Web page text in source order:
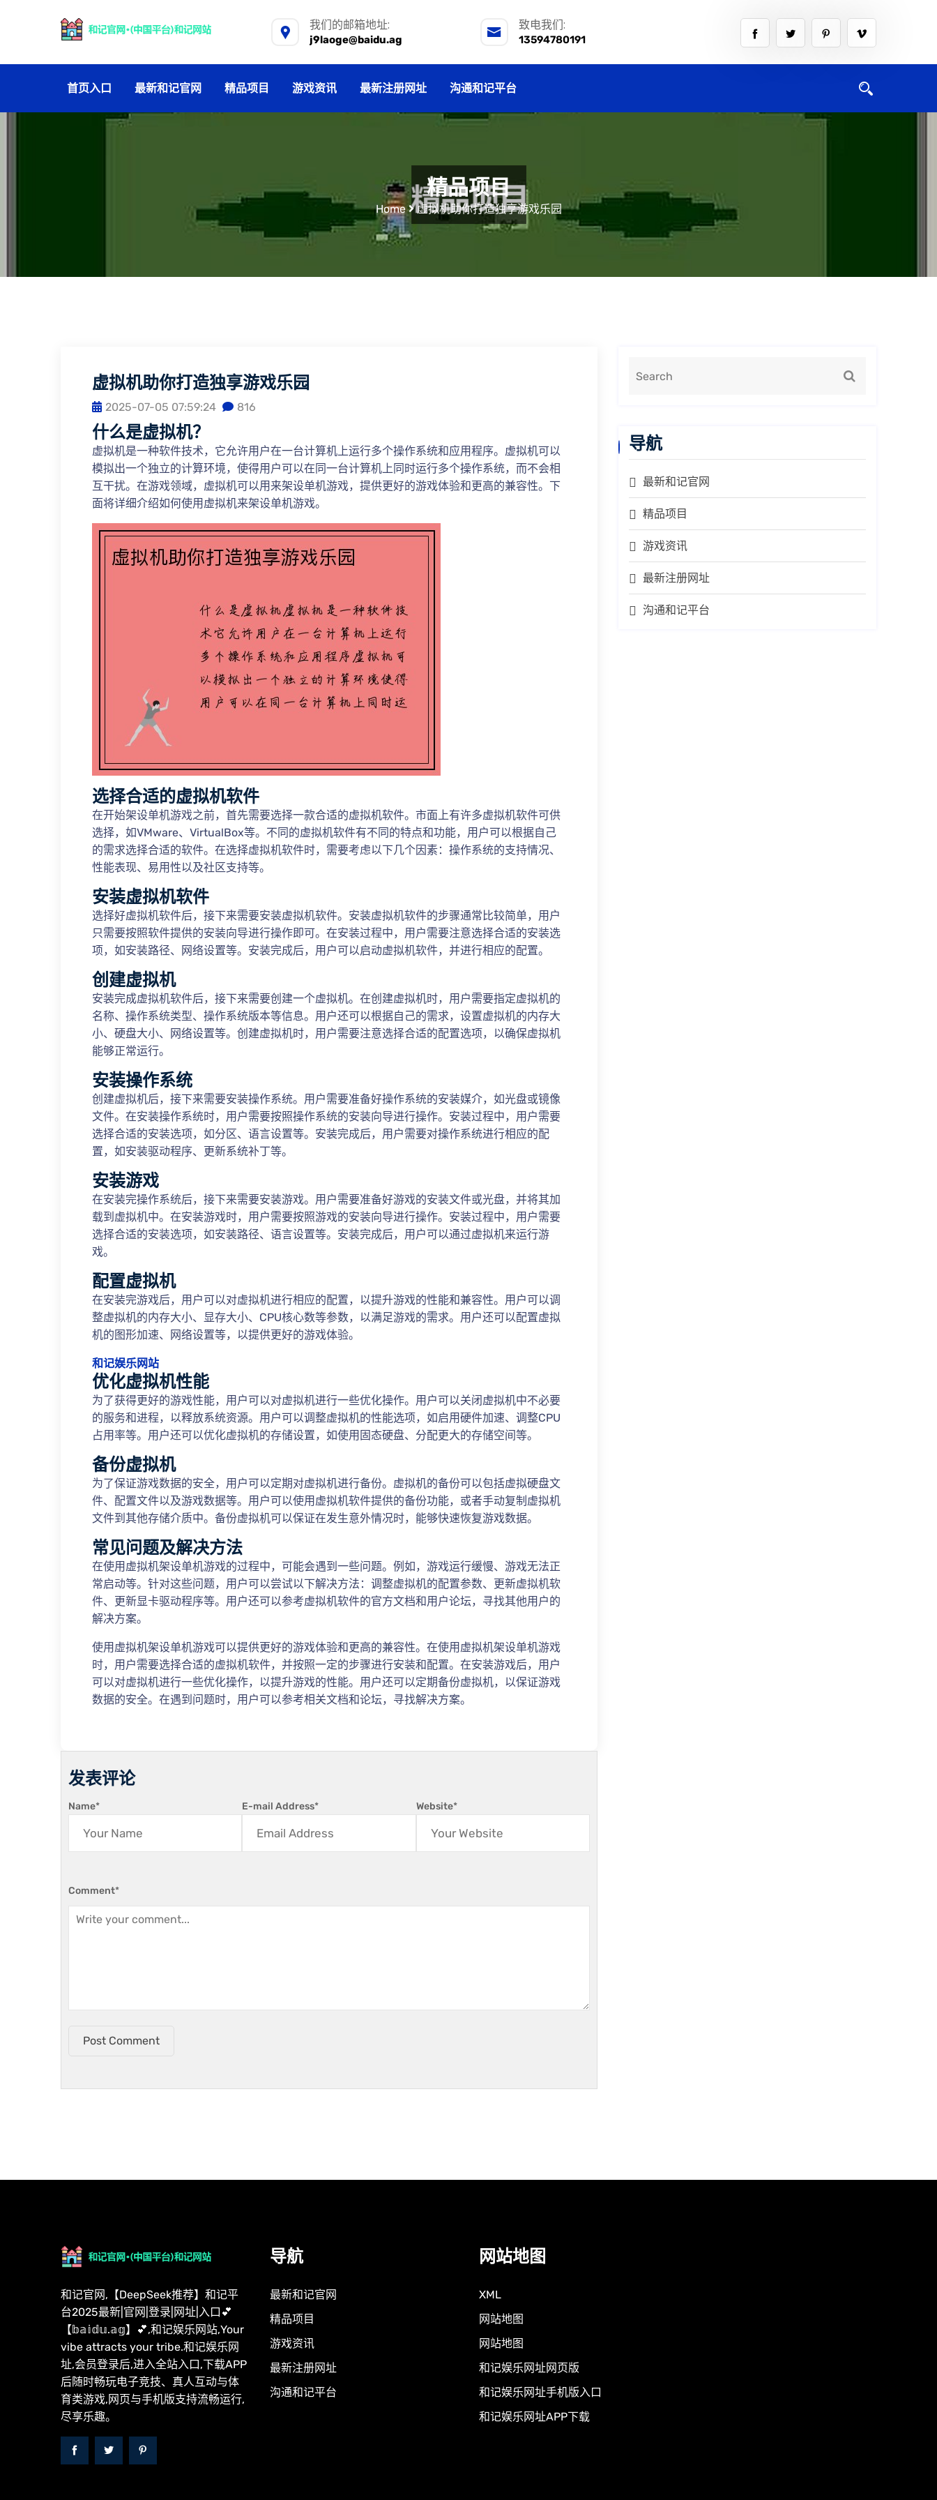
我们的邮箱地址:
j9laoge@baidu.ag
致电我们:
13594780191
首页入口 最新和记官网 精品项目 游戏资讯 最新注册网址 沟通和记平台
精品项目
Home 虚拟机助你打造独享游戏乐园
虚拟机助你打造独享游戏乐园
2025-07-05 07:59:24 816
什么是虚拟机？
虚拟机是一种软件技术，它允许用户在一台计算机上运行多个操作系统和应用程序。虚拟机可以
模拟出一个独立的计算环境，使得用户可以在同一台计算机上同时运行多个操作系统，而不会相
互干扰。在游戏领域，虚拟机可以用来架设单机游戏，提供更好的游戏体验和更高的兼容性。下
面将详细介绍如何使用虚拟机来架设单机游戏。
选择合适的虚拟机软件
在开始架设单机游戏之前，首先需要选择一款合适的虚拟机软件。市面上有许多虚拟机软件可供
选择，如VMware、VirtualBox等。不同的虚拟机软件有不同的特点和功能，用户可以根据自己
的需求选择合适的软件。在选择虚拟机软件时，需要考虑以下几个因素：操作系统的支持情况、
性能表现、易用性以及社区支持等。
安装虚拟机软件
选择好虚拟机软件后，接下来需要安装虚拟机软件。安装虚拟机软件的步骤通常比较简单，用户
只需要按照软件提供的安装向导进行操作即可。在安装过程中，用户需要注意选择合适的安装选
项，如安装路径、网络设置等。安装完成后，用户可以启动虚拟机软件，并进行相应的配置。
创建虚拟机
安装完成虚拟机软件后，接下来需要创建一个虚拟机。在创建虚拟机时，用户需要指定虚拟机的
名称、操作系统类型、操作系统版本等信息。用户还可以根据自己的需求，设置虚拟机的内存大
小、硬盘大小、网络设置等。创建虚拟机时，用户需要注意选择合适的配置选项，以确保虚拟机
能够正常运行。
安装操作系统
创建虚拟机后，接下来需要安装操作系统。用户需要准备好操作系统的安装媒介，如光盘或镜像
文件。在安装操作系统时，用户需要按照操作系统的安装向导进行操作。安装过程中，用户需要
选择合适的安装选项，如分区、语言设置等。安装完成后，用户需要对操作系统进行相应的配
置，如安装驱动程序、更新系统补丁等。
安装游戏
在安装完操作系统后，接下来需要安装游戏。用户需要准备好游戏的安装文件或光盘，并将其加
载到虚拟机中。在安装游戏时，用户需要按照游戏的安装向导进行操作。安装过程中，用户需要
选择合适的安装选项，如安装路径、语言设置等。安装完成后，用户可以通过虚拟机来运行游
戏。
配置虚拟机
在安装完游戏后，用户可以对虚拟机进行相应的配置，以提升游戏的性能和兼容性。用户可以调
整虚拟机的内存大小、显存大小、CPU核心数等参数，以满足游戏的需求。用户还可以配置虚拟
机的图形加速、网络设置等，以提供更好的游戏体验。
和记娱乐网站
优化虚拟机性能
为了获得更好的游戏性能，用户可以对虚拟机进行一些优化操作。用户可以关闭虚拟机中不必要
的服务和进程，以释放系统资源。用户可以调整虚拟机的性能选项，如启用硬件加速、调整CPU
占用率等。用户还可以优化虚拟机的存储设置，如使用固态硬盘、分配更大的存储空间等。
备份虚拟机
为了保证游戏数据的安全，用户可以定期对虚拟机进行备份。虚拟机的备份可以包括虚拟硬盘文
件、配置文件以及游戏数据等。用户可以使用虚拟机软件提供的备份功能，或者手动复制虚拟机
文件到其他存储介质中。备份虚拟机可以保证在发生意外情况时，能够快速恢复游戏数据。
常见问题及解决方法
在使用虚拟机架设单机游戏的过程中，可能会遇到一些问题。例如，游戏运行缓慢、游戏无法正
常启动等。针对这些问题，用户可以尝试以下解决方法：调整虚拟机的配置参数、更新虚拟机软
件、更新显卡驱动程序等。用户还可以参考虚拟机软件的官方文档和用户论坛，寻找其他用户的
解决方案。
使用虚拟机架设单机游戏可以提供更好的游戏体验和更高的兼容性。在使用虚拟机架设单机游戏
时，用户需要选择合适的虚拟机软件，并按照一定的步骤进行安装和配置。在安装游戏后，用户
可以对虚拟机进行一些优化操作，以提升游戏的性能。用户还可以定期备份虚拟机，以保证游戏
数据的安全。在遇到问题时，用户可以参考相关文档和论坛，寻找解决方案。
发表评论
Name* E-mail Address* Website*
Comment*
Post Comment
导航
最新和记官网
精品项目
游戏资讯
最新注册网址
沟通和记平台
和记官网,【DeepSeek推荐】和记平
台2025最新|官网|登录|网址|入口💕
【𝕓𝕒𝕚𝕕𝕦.𝕒𝕘】💕,和记娱乐网站,Your
vibe attracts your tribe.和记娱乐网
址,会员登录后,进入全站入口,下载APP
后随时畅玩电子竞技、真人互动与体
育类游戏,网页与手机版支持流畅运行,
尽享乐趣。
导航
最新和记官网
精品项目
游戏资讯
最新注册网址
沟通和记平台
网站地图
XML
网站地图
网站地图
和记娱乐网址网页版
和记娱乐网址手机版入口
和记娱乐网址APP下载